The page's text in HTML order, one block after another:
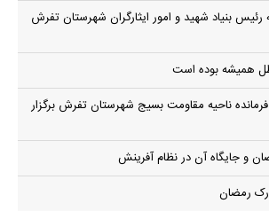
رئیس بنیاد شهید و امور ایثارگران شهرستان تفرش
همیشه بوده است
فرمانده ناحیه مقاومت بسیج شهرستان تفرش برگزار
و جایگاه آن در نظام آفرینش
رمضان